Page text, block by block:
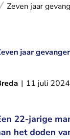
Zeven jaar
jaar
| 11 juli 2024
22-jarige
het doden